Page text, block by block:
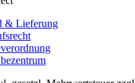
& Lieferung